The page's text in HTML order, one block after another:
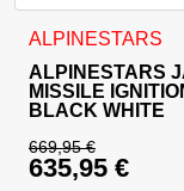
ALPINESTARS
ALPINESTARS
MISSILE
BLACK WHITE
669,95€
Izvirna cena
635,95 €
Ta izdelek ima